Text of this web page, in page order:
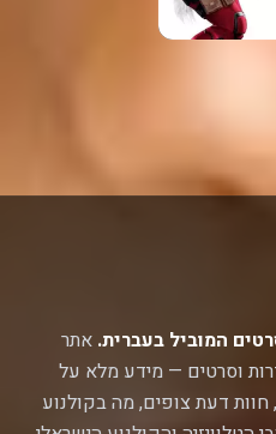
אתר
וסרטים — מידע מלא על
דעת צופים, מה בקולנוע